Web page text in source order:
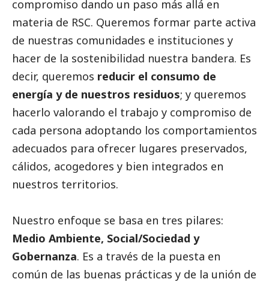
compromiso dando un paso más allá en
materia de RSC. Queremos formar parte activa
de nuestras comunidades e instituciones y
hacer de la sostenibilidad nuestra bandera. Es
decir, queremos reducir el consumo de
energía y de nuestros residuos; y queremos
hacerlo valorando el trabajo y compromiso de
cada persona adoptando los comportamientos
adecuados para ofrecer lugares preservados,
cálidos, acogedores y bien integrados en
nuestros territorios.
Nuestro enfoque se basa en tres pilares:
Medio Ambiente, Social/Sociedad y
Gobernanza. Es a través de la puesta en
común de las buenas prácticas y de la unión de